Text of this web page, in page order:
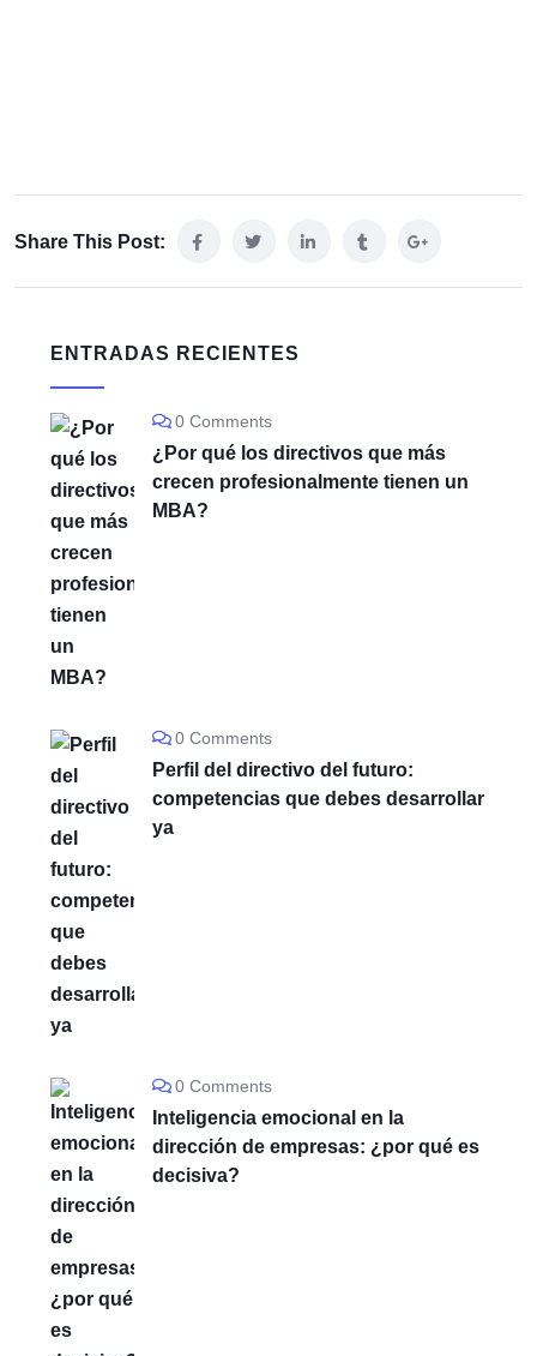
Share This Post:
ENTRADAS RECIENTES
0 Comments
¿Por qué los directivos que más
crecen profesionalmente tienen un
MBA?
0 Comments
Perfil del directivo del futuro:
competencias que debes desarrollar
ya
0 Comments
Inteligencia emocional en la
dirección de empresas: ¿por qué es
decisiva?